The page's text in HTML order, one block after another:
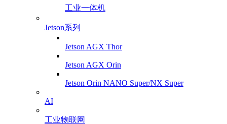
工业一体机
Jetson系列
Jetson AGX Thor
Jetson AGX Orin
Jetson Orin NANO Super/NX Super
AI
工业物联网